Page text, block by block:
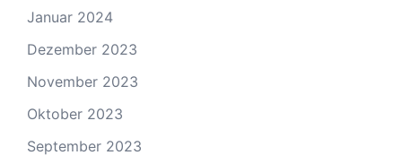
Januar 2024
Dezember 2023
November 2023
Oktober 2023
September 2023